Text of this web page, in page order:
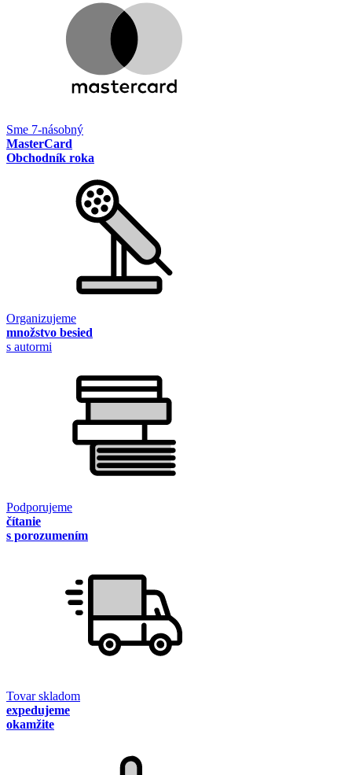
Sme 7-násobný
MasterCard
Obchodník roka
Organizujeme
množstvo besied
s autormi
Podporujeme
čítanie
s porozumením
Tovar skladom
expedujeme
okamžite